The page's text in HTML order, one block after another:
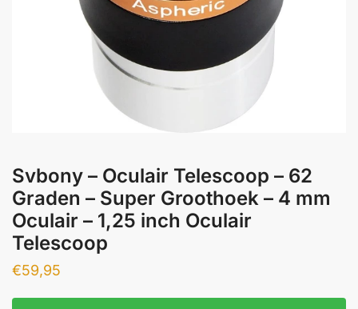
Svbony – Oculair Telescoop – 62
Graden – Super Groothoek – 4 mm
Oculair – 1,25 inch Oculair
Telescoop
€59,95